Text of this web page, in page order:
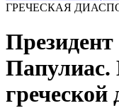
ГРЕЧЕСКАЯ
Папулиас.